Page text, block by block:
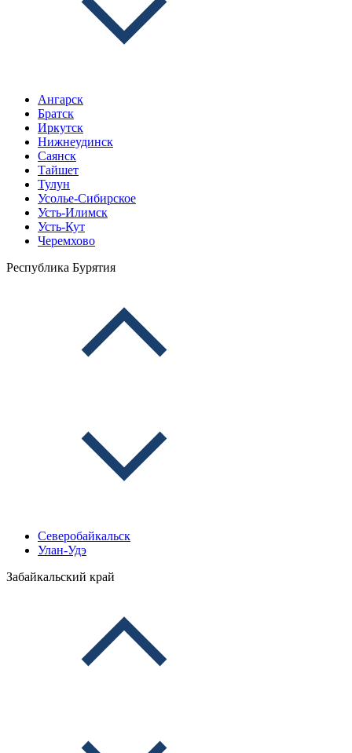
Ангарск
Братск
Иркутск
Нижнеудинск
Саянск
Тайшет
Тулун
Усолье-Сибирское
Усть-Илимск
Усть-Кут
Черемхово
Республика Бурятия
Северобайкальск
Улан-Удэ
Забайкальский край